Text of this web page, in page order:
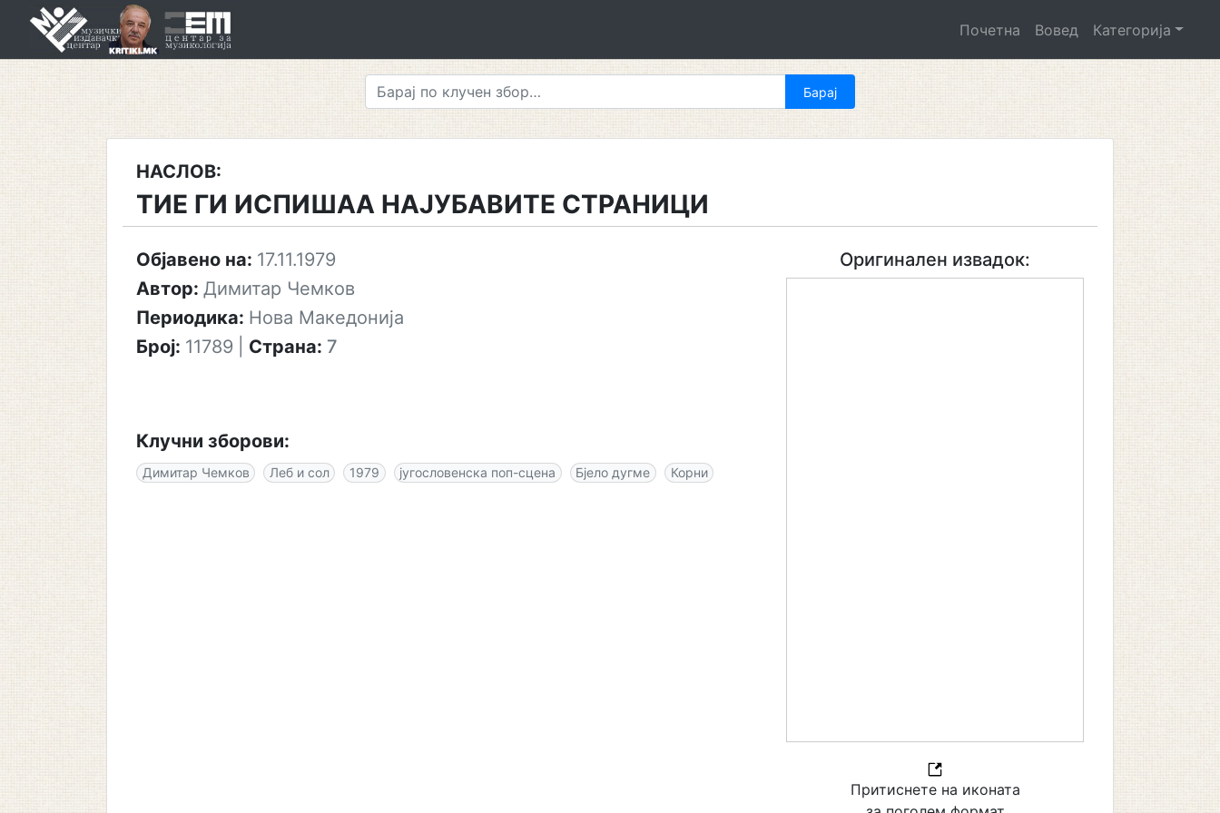
Почетна Вовед Категорија
НАСЛОВ:
ТИЕ ГИ ИСПИШАА НАЈУБАВИТЕ СТРАНИЦИ
Објавено на: 17.11.1979
Автор: Димитар Чемков
Периодика: Нова Македонија
Број: 11789 Страна: 7
Клучни зборови:
Димитар Чемков Леб и сол 1979 југословенска поп-сцена Бјело дугме Корни
Оригинален извадок:
Притиснете на иконата